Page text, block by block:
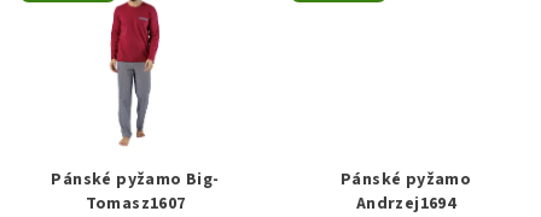
Pánské pyžamo Big-
Tomasz1607
Pánské pyžamo
Andrzej1694